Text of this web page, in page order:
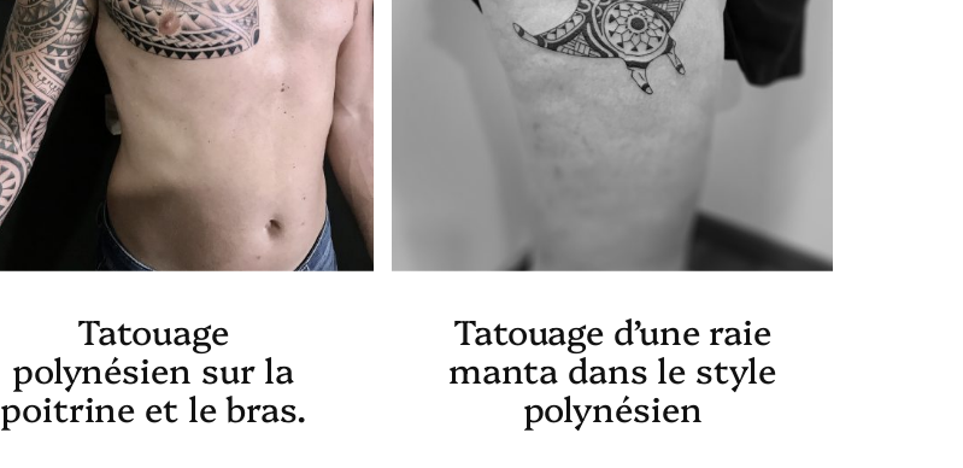
Tatouage
polynésien sur la
poitrine et le bras.
Tatouage d’une raie
manta dans le style
polynésien